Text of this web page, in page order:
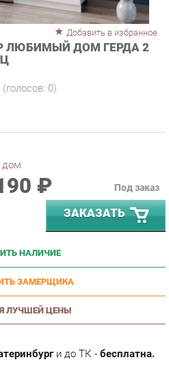
Добавить в избранное
ЛЮБИМЫЙ ДОМ ГЕРДА 2
₽
ЗАКАЗАТЬ
НАЛИЧИЕ
ЗАМЕРЩИКА
ЛУЧШЕЙ ЦЕНЫ
и до ТК -бесплатна.